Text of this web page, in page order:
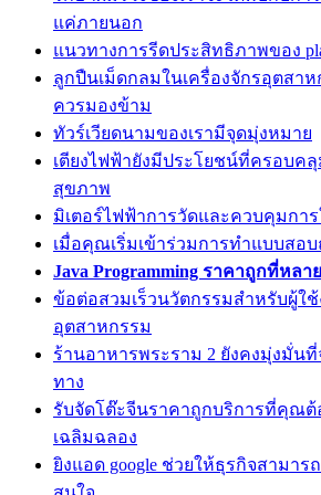
แค่ภายนอก
แนวทางการรีดประสิทธิภาพของ
ลูกปืนเม็ดกลมในเครื่องจักรอุตสา
ควรมองข้าม
ทัวร์เวียดนามของเรามีจุดมุ่งหมาย
เตียงไฟฟ้ายังมีประโยชน์ที่ครอบค
สุขภาพ
มิเตอร์ไฟฟ้าการวัดและควบคุมกา
เมื่อคุณเริ่มเข้าร่วมการทำแบบสอ
Java Programming ราคาถูกที่หล
ข้อต่อสวมเร็วนวัตกรรมสำหรับผู้ใ
อุตสาหกรรม
ร้านอาหารพระราม 2 ยังคงมุ่งมั่น
ทาง
รับจัดโต๊ะจีนราคาถูกบริการที่คุณต้
เฉลิมฉลอง
ยิงแอด google ช่วยให้ธุรกิจสามาร